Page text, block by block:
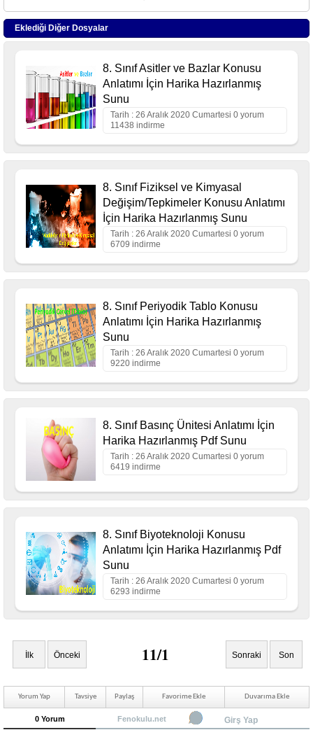
Eklediği Diğer Dosyalar
8. Sınıf Asitler ve Bazlar Konusu
Anlatımı İçin Harika Hazırlanmış
Sunu
Tarih : 26 Aralık 2020 Cumartesi 0 yorum
11438 indirme
8. Sınıf Fiziksel ve Kimyasal
Değişim/Tepkimeler Konusu Anlatımı
İçin Harika Hazırlanmış Sunu
Tarih : 26 Aralık 2020 Cumartesi 0 yorum
6709 indirme
8. Sınıf Periyodik Tablo Konusu
Anlatımı İçin Harika Hazırlanmış
Sunu
Tarih : 26 Aralık 2020 Cumartesi 0 yorum
9220 indirme
8. Sınıf Basınç Ünitesi Anlatımı İçin
Harika Hazırlanmış Pdf Sunu
Tarih : 26 Aralık 2020 Cumartesi 0 yorum
6419 indirme
8. Sınıf Biyoteknoloji Konusu
Anlatımı İçin Harika Hazırlanmış Pdf
Sunu
Tarih : 26 Aralık 2020 Cumartesi 0 yorum
6293 indirme
İlk Önceki 11/1 Sonraki Son
Yorum Yap Tavsiye Paylaş Favorime Ekle Duvarıma Ekle
0 Yorum Fenokulu.net Girş Yap